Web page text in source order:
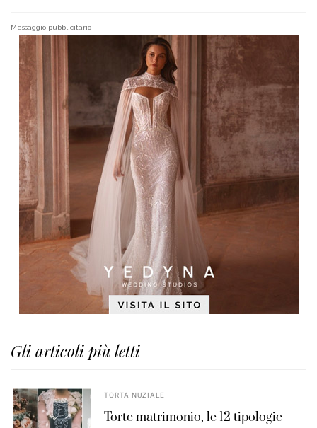
Messaggio pubblicitario
Gli articoli più letti
TORTA NUZIALE
Torte matrimonio, le 12 tipologie